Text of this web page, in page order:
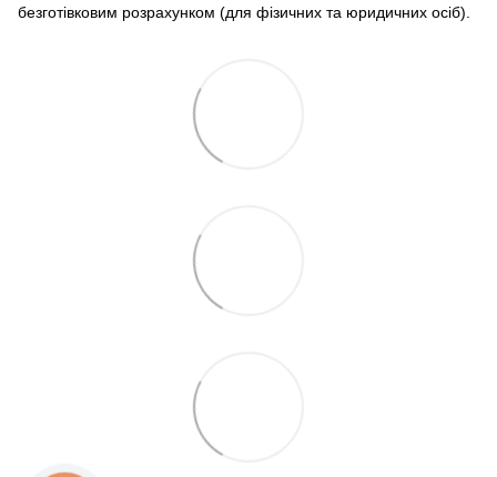
безготівковим розрахунком (для фізичних та юридичних осіб).